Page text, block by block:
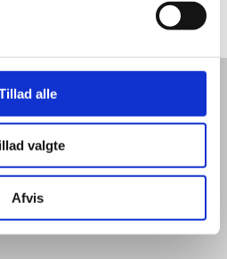
alle
valgte
Afvis
om hvad vi kan tilbyde dig og